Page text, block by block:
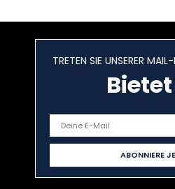
TRETEN SIE UNSERER